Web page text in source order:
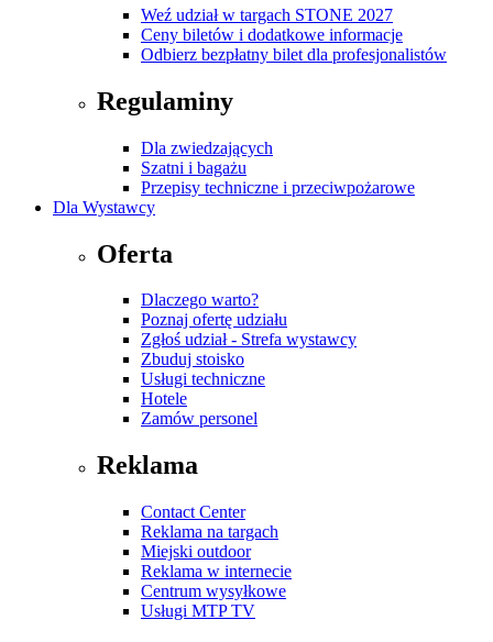
Weź udział w targach STONE 2027
Ceny biletów i dodatkowe informacje
Odbierz bezpłatny bilet dla profesjonalistów
Regulaminy
Dla zwiedzających
Szatni i bagażu
Przepisy techniczne i przeciwpożarowe
Dla Wystawcy
Oferta
Dlaczego warto?
Poznaj ofertę udziału
Zgłoś udział - Strefa wystawcy
Zbuduj stoisko
Usługi techniczne
Hotele
Zamów personel
Reklama
Contact Center
Reklama na targach
Miejski outdoor
Reklama w internecie
Centrum wysyłkowe
Usługi MTP TV